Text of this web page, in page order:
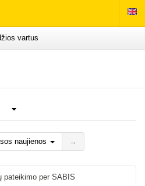
vartus
Daugiau...
naujienos →
pateikimo per SABIS